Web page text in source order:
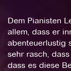
Dem Pianisten
allem, dass er
abenteuerlustig
sehr rasch,
dass es diese